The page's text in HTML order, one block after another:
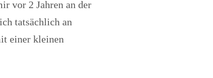
vor 2 Jahren an der
tatsächlich an
einer kleinen